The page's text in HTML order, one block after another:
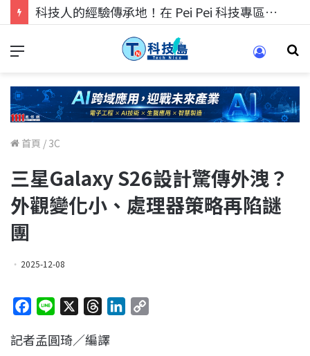
科技人的經驗傳承地！在 Pei Pei 科技專區，與學弟妹交流最硬核的技術
首頁 / 3C
三星Galaxy S26設計驚傳外洩？
外觀變化小、處理器策略再陷謎
團
2025-12-08
c
n
r
記者孟圓琦／編譯